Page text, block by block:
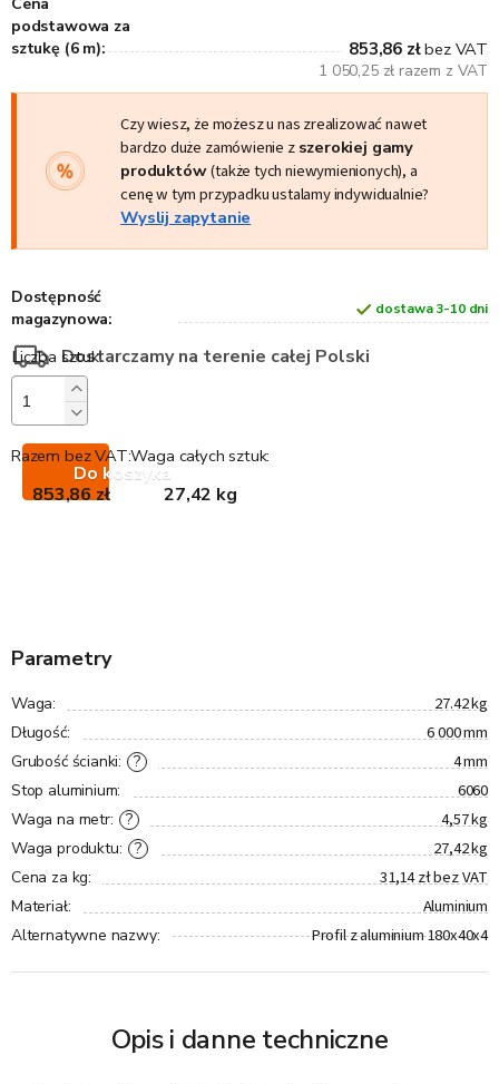
podstawowa za
sztukę (6 m):
853,86 złbez VAT
1 050,25 zł razem z VAT
Czy wiesz, że możesz u nas zrealizować nawet
bardzo duże zamówienie z szerokiej gamy
produktów(także tych niewymienionych), a
cenę w tym przypadku ustalamy indywidualnie?
Wyslij zapytanie
Dostępność
magazynowa:
dostawa 3-10 dni
Dostarczamy na terenie całej Polski
Do koszyka
Waga całych sztuk:
27,42 kg
Razem bez VAT:
853,86 zł
Parametry
Waga: 27.42 kg
Długość: 6 000 mm
?
Grubość ścianki: 4 mm
Stop aluminium: 6060
?
Waga na metr: 4,57 kg
?
Waga produktu: 27,42 kg
Cena za kg: 31,14 zł bez VAT
Materiał: Aluminium
Alternatywne nazwy: Profil z aluminium 180x40x4
Opis i danne techniczne